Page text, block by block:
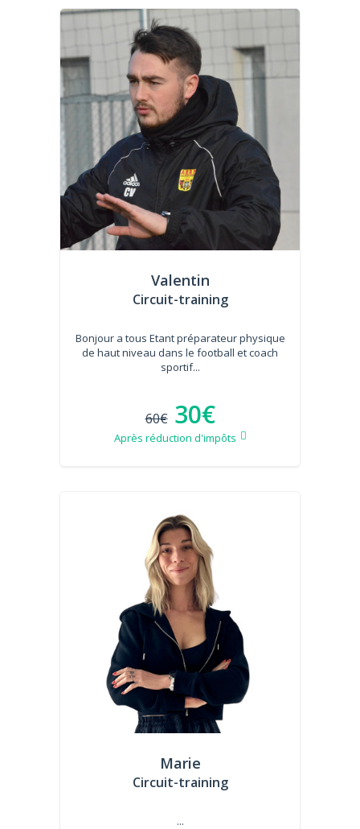
Valentin
Circuit-training
Bonjour a tous Etant préparateur physique
de haut niveau dans le football et coach
sportif...
60€ 30€
Après réduction d'impôts
Marie
Circuit-training
...